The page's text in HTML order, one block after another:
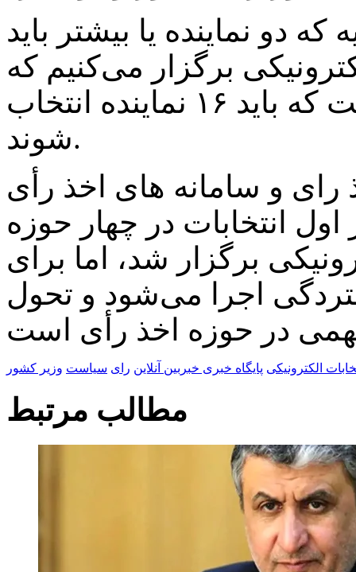
انتخابیه که دو نماینده یا بیشتر باید
برگزار می‌کنیم که
بزرگ‌ترین حوزه در تهران است که باید ۱۶ نماینده انتخاب
شوند.
و سامانه های اخذ رأی
انتخابات در چهار حوزه
برگزار شد، اما برای
اجرا می‌شود و تحول
الکترونیکی پایگاه خبری خبربین آنلاین رای سیاست وزیر کشور
مطالب مرتبط